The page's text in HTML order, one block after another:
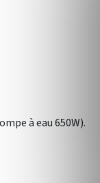
à eau 650W).